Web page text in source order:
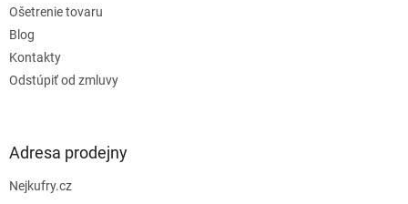
Ošetrenie tovaru
Blog
Kontakty
Odstúpiť od zmluvy
Adresa prodejny
Nejkufry.cz